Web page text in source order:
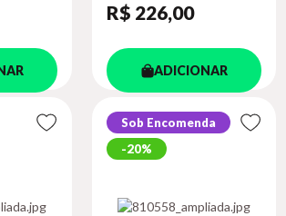
R$ 226,00
ADICIONAR
Sob Encomenda
20%